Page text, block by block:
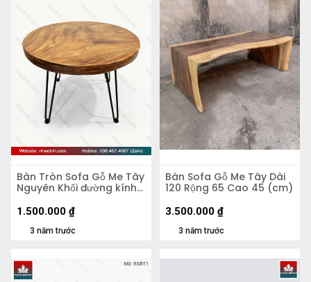
Bàn Tròn Sofa Gỗ Me Tây
Nguyên Khối đường kính
(mm)
3 năm trước
1.500.000 ₫
Bàn Sofa Gỗ Me Tây Dài
120 Rộng 65 Cao 45 (cm)
3 năm trước
3.500.000 ₫